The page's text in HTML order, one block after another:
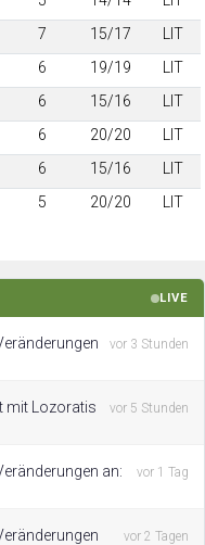
7 15/17
LIT
6 19/19
LIT
6 15/16
LIT
6 20/20
LIT
6 15/16
LIT
5 20/20 LIT
LIVE
vor 3 Stunden
mit Lozoratis
vor 5 Stunden
an:
vor 1 Tag
vor 2 Tagen